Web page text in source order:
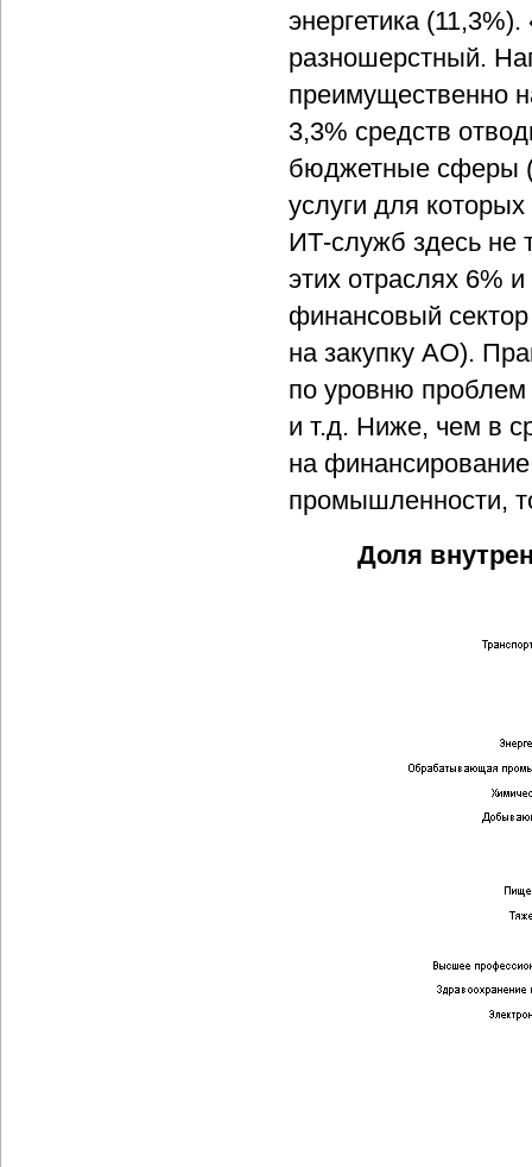
энергетика
разношерстный.
преимущественно
3,3% средств
бюджетные сферы
услуги для
ИТ-служб здесь не
этих отраслях 6%
финансовый
на закупку АО).
по уровню проблем
и т.д. Ниже, чем в
на
промышленности,
Доля